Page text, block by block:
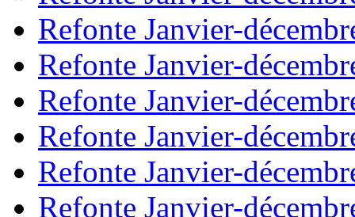
Refonte Janvier-
Refonte Janvier-
Refonte Janvier-
Refonte Janvier-
Refonte Janvier-
Refonte Janvier-